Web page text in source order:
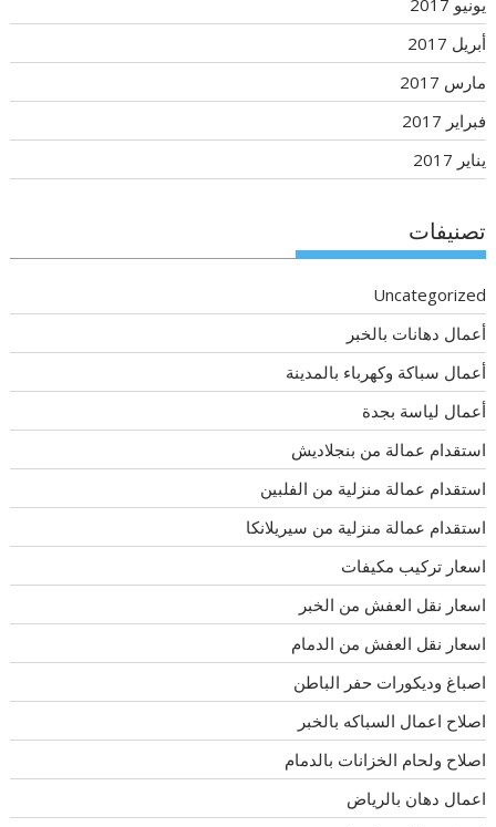
يونيو 2017
أبريل 2017
مارس 2017
فبراير 2017
يناير 2017
تصنيفات
Uncategorized
أعمال دهانات بالخبر
أعمال سباكة وكهرباء بالمدينة
أعمال لياسة بجدة
استقدام عمالة من بنجلاديش
استقدام عمالة منزلية من الفلبين
استقدام عمالة منزلية من سيريلانكا
اسعار تركيب مكيفات
اسعار نقل العفش من الخبر
اسعار نقل العفش من الدمام
اصباغ وديكورات حفر الباطن
اصلاح اعمال السباكه بالخبر
اصلاح ولحام الخزانات بالدمام
اعمال دهان بالرياض